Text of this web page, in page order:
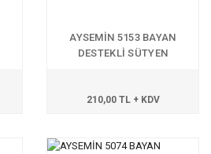
AYSEMİN 5153 BAYAN
DESTEKLİ SÜTYEN
210,00 TL + KDV